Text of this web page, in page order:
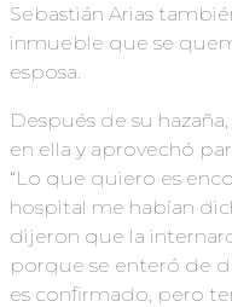
Sebastián Arias
inmueble que se
esposa.
Después de su
en ella y aprovechó
“Lo que quiero es
hospital me habían
dijeron que la
porque se enteró de
es confirmado, pero